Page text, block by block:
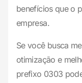
benefícios que o
empresa.
Se você busca
otimização e
prefixo 0303